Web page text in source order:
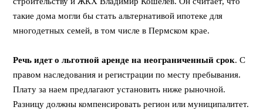
такие дома могли бы стать альтернативой ипотеке для
многодетных семей, в том числе в Пермском крае.
Речь идет о льготной аренде на неограниченный срок. С
правом наследования и регистрации по месту пребывания.
Плату за наем предлагают установить ниже рыночной.
Разницу должны компенсировать регион или муниципалитет.